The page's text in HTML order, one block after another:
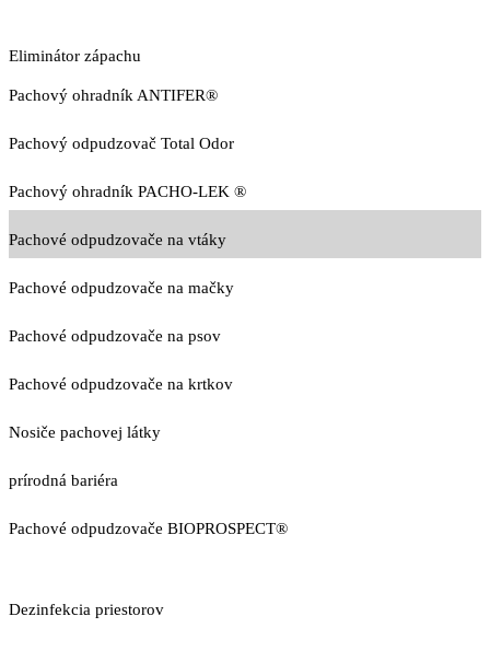
Eliminátor zápachu
Pachový ohradník ANTIFER®
Pachový odpudzovač Total Odor
Pachový ohradník PACHO-LEK ®
Pachové odpudzovače na vtáky
Pachové odpudzovače na mačky
Pachové odpudzovače na psov
Pachové odpudzovače na krtkov
Nosiče pachovej látky
prírodná bariéra
Pachové odpudzovače BIOPROSPECT®
Dezinfekcia priestorov